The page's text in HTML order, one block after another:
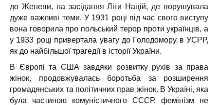
до Женеви, на засідання Ліги Націй, де порушувала
дуже важливі теми. У 1931 році під час свого виступу
вона говорила про польський терор проти українців, а
у 1933 році привертала увагу до Голодомору в УСРР,
як до найбільшої трагедії в історії України.
В Європі та США завдяки розвитку рухів за права
жінок, продовжувалась боротьба за розширення
громадянських та політичних прав жінок. В Україні, яка
була частиною комуністичного СССР, фемінізм не